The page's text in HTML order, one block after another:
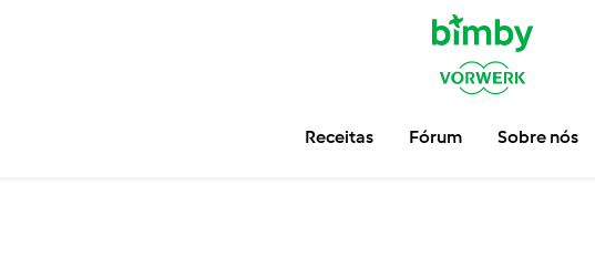
Receitas Fórum Sobre nós